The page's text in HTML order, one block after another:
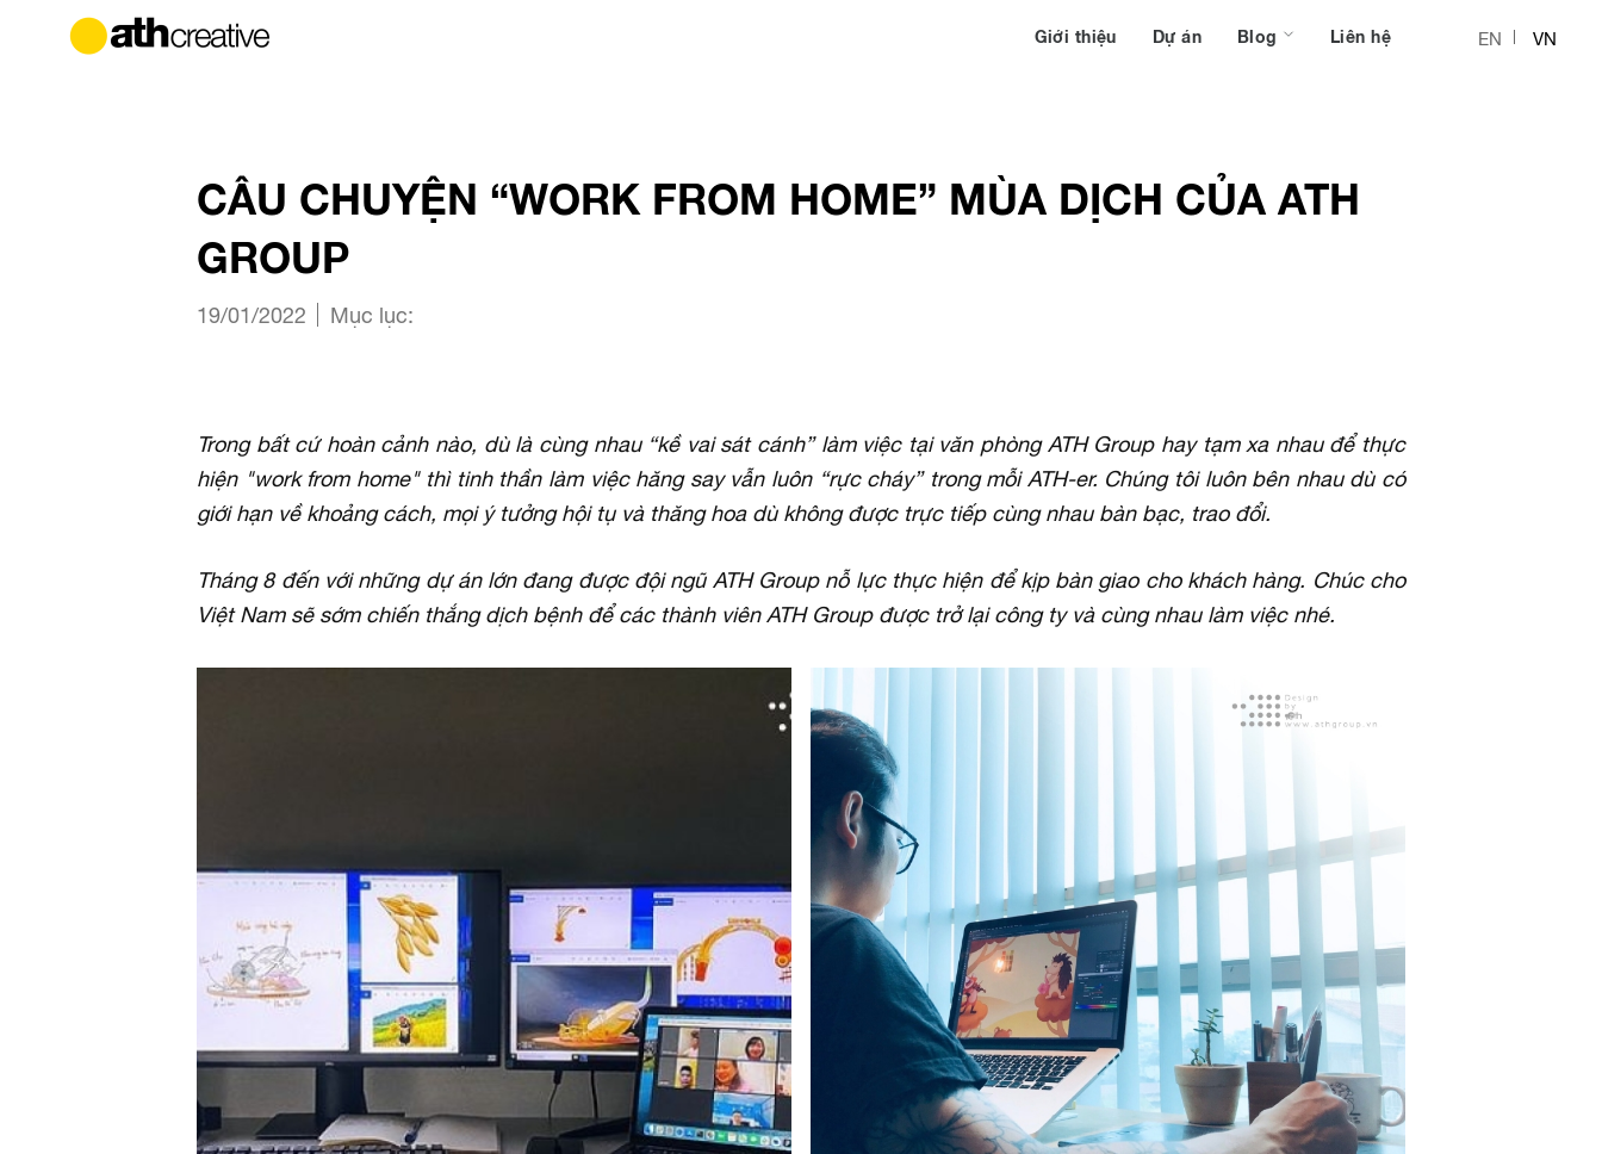
Giới thiệu Dự án Blog Liên hệ EN VN
CÂU CHUYỆN “WORK FROM HOME” MÙA DỊCH CỦA ATH
GROUP
19/01/2022 Mục lục:
Trong bất cứ hoàn cảnh nào, dù là cùng nhau “kề vai sát cánh” làm việc tại văn phòng ATH Group hay tạm xa nhau để thực
hiện "work from home" thì tinh thần làm việc hăng say vẫn luôn “rực cháy” trong mỗi ATH-er. Chúng tôi luôn bên nhau dù có
giới hạn về khoảng cách, mọi ý tưởng hội tụ và thăng hoa dù không được trực tiếp cùng nhau bàn bạc, trao đổi.
Tháng 8 đến với những dự án lớn đang được đội ngũ ATH Group nỗ lực thực hiện để kịp bàn giao cho khách hàng. Chúc cho
Việt Nam sẽ sớm chiến thắng dịch bệnh để các thành viên ATH Group được trở lại công ty và cùng nhau làm việc nhé.